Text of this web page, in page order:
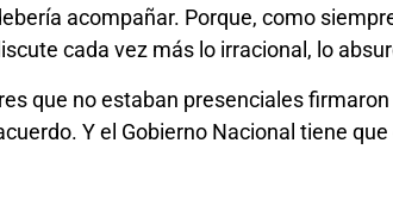
acompañar. Porque, como
cada vez más lo irracional, lo
que no estaban presenciales
Y el Gobierno Nacional tiene